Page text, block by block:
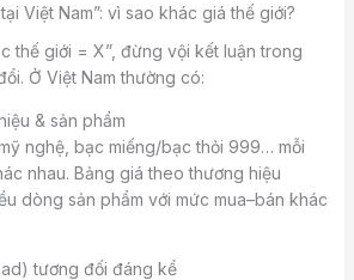
Việt Nam”: vì sao khác giá thế giới?
thế giới = X”, đừng vội kết luận trong
Ở Việt Nam thường có:
& sản phẩm
nghệ, bạc miếng/bạc thỏi 999… mỗi
nhau. Bảng giá theo thương hiệu
dòng sản phẩm với mức mua–bán khác
tương đối đáng kể